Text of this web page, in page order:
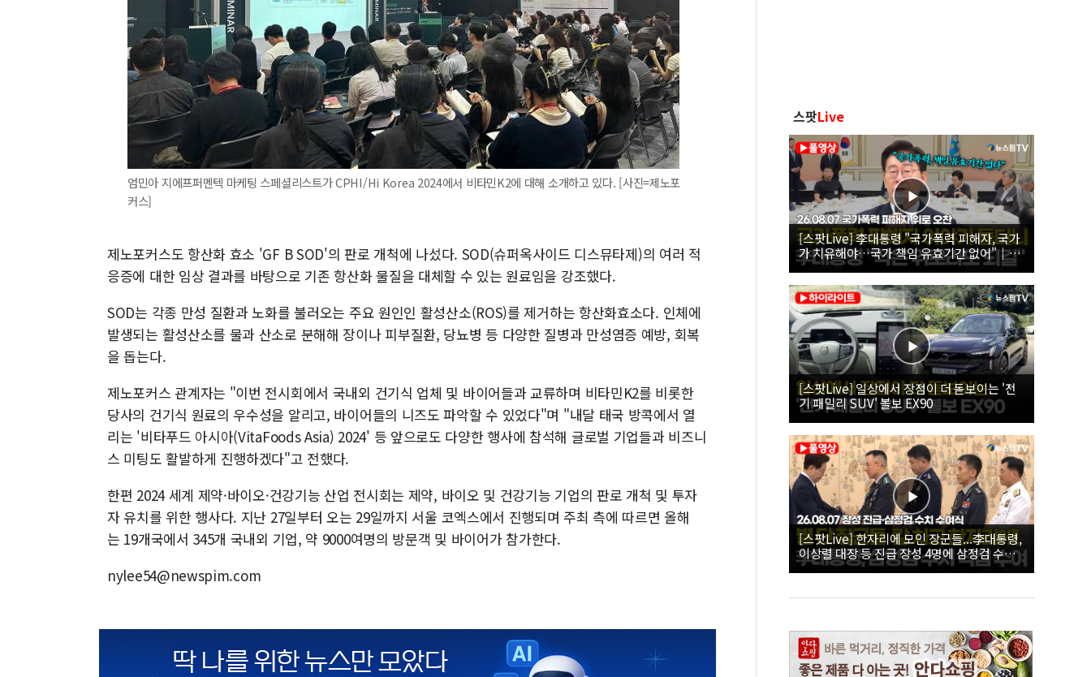
엄민아 지에프퍼멘텍 마케팅 스페셜리스트가 CPHI/Hi Korea 2024에서 비타민K2에 대해 소개하고 있다. [사진=제노포
커스]
제노포커스도 항산화 효소 'GF B SOD'의 판로 개척에 나섰다. SOD(슈퍼옥사이드 디스뮤타제)의 여러 적
응증에 대한 임상 결과를 바탕으로 기존 항산화 물질을 대체할 수 있는 원료임을 강조했다.
SOD는 각종 만성 질환과 노화를 불러오는 주요 원인인 활성산소(ROS)를 제거하는 항산화효소다. 인체에
발생되는 활성산소를 물과 산소로 분해해 장이나 피부질환, 당뇨병 등 다양한 질병과 만성염증 예방, 회복
을 돕는다.
제노포커스 관계자는 "이번 전시회에서 국내외 건기식 업체 및 바이어들과 교류하며 비타민K2를 비롯한
당사의 건기식 원료의 우수성을 알리고, 바이어들의 니즈도 파악할 수 있었다"며 "내달 태국 방콕에서 열
리는 '비타푸드 아시아(VitaFoods Asia) 2024' 등 앞으로도 다양한 행사에 참석해 글로벌 기업들과 비즈니
스 미팅도 활발하게 진행하겠다"고 전했다.
한편 2024 세계 제약·바이오·건강기능 산업 전시회는 제약, 바이오 및 건강기능 기업의 판로 개척 및 투자
자 유치를 위한 행사다. 지난 27일부터 오는 29일까지 서울 코엑스에서 진행되며 주최 측에 따르면 올해
는 19개국에서 345개 국내외 기업, 약 9000여명의 방문객 및 바이어가 참가한다.
nylee54@newspim.com
스팟Live
[스팟Live] 李대통령 "국가폭력 피해자, 국가
가 치유해야…국가 책임 유효기간 없어"｜
26.08.07 국가폭력 피해자 위로 오찬
[스팟Live] 일상에서 장점이 더 돋보이는 '전
기 패밀리 SUV' 볼보 EX90
[스팟Live] 한자리에 모인 장군들...李대통령,
이상렬 대장 등 진급 장성 4명에 삼정검 수치
직접 수여｜26.08.07 장성 진급·삼정검 수치